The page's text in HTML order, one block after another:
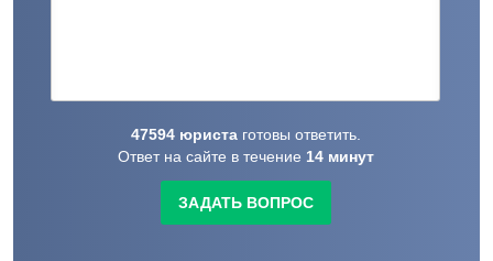
47594 юриста готовы ответить.
Ответ на сайте в течение 14 минут
ЗАДАТЬ ВОПРОС